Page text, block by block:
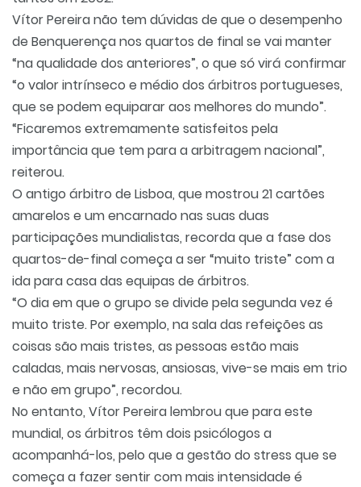
Vítor Pereira não tem dúvidas de que o desempenho
de Benquerença nos quartos de final se vai manter
“na qualidade dos anteriores”, o que só virá confirmar
“o valor intrínseco e médio dos árbitros portugueses,
que se podem equiparar aos melhores do mundo”.
“Ficaremos extremamente satisfeitos pela
importância que tem para a arbitragem nacional”,
reiterou.
O antigo árbitro de Lisboa, que mostrou 21 cartões
amarelos e um encarnado nas suas duas
participações mundialistas, recorda que a fase dos
quartos-de-final começa a ser “muito triste” com a
ida para casa das equipas de árbitros.
“O dia em que o grupo se divide pela segunda vez é
muito triste. Por exemplo, na sala das refeições as
coisas são mais tristes, as pessoas estão mais
caladas, mais nervosas, ansiosas, vive-se mais em trio
e não em grupo”, recordou.
No entanto, Vítor Pereira lembrou que para este
mundial, os árbitros têm dois psicólogos a
acompanhá-los, pelo que a gestão do stress que se
começa a fazer sentir com mais intensidade é